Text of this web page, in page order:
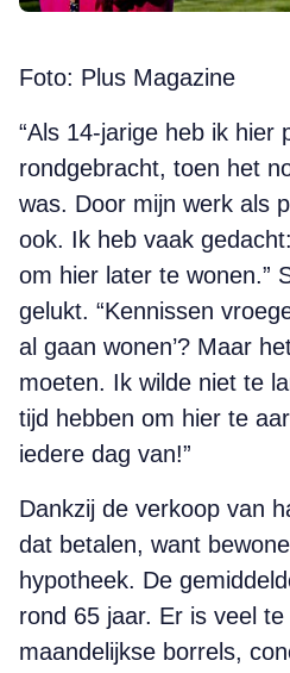
Foto: Plus Magazine
“Als 14-jarige heb ik hier
rondgebracht, toen het
was. Door mijn werk als
ook. Ik heb vaak
om hier later te wonen.”
gelukt. “Kennissen
al gaan wonen’? Maar
moeten. Ik wilde niet te
tijd hebben om hier te
iedere dag van!”
Dankzij de verkoop van
dat betalen, want
hypotheek. De
rond 65 jaar. Er is veel
maandelijkse borrels,